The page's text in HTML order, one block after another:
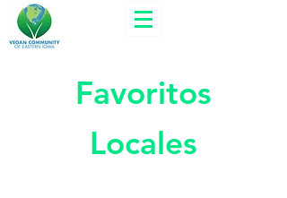
Favoritos
Locales